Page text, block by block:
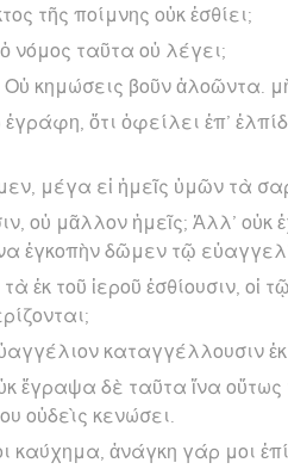
τῆς ποίμνης οὐκ ἐσθίει;
νόμος ταῦτα οὐ λέγει;
κημώσεις βοῦν ἀλοῶντα.
ὅτι ὀφείλει ἐπ’
μέγα εἰ ἡμεῖς ὑμῶν τὰ
οὐ μᾶλλον ἡμεῖς; Ἀλλ’ οὐκ
ἐγκοπὴν δῶμεν τῷ
ἐκ τοῦ ἱεροῦ ἐσθίουσιν, οἱ
καταγγέλλουσιν
ἔγραψα δὲ ταῦτα ἵνα οὕτως
οὐδεὶς κενώσει.
ἀνάγκη γάρ μοι